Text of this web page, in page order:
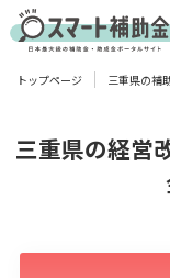
対象
トップページ 三重県の補
三重県の経営